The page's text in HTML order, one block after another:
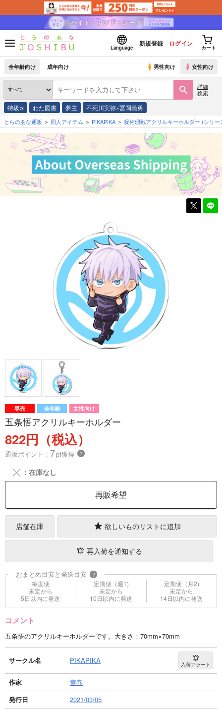
Language
新規登録 ログイン
カート
全年齢向け 成年向け 男性向け 女性向け
詳細
検索
特級α わた図書 夢主 不死川実弥×冨岡義勇
とらのあな通販 同人アイテム PIKAPIKA 呪術廻戦アクリルキーホルダー (シリー
専売 全年齢 女性向け
五条悟アクリルキーホルダー
822円（税込）
通販ポイント： 7pt獲得 ？
╳ ：在庫なし
再販希望
店舗在庫 欲しいものリストに追加
再入荷を通知する
おまとめ目安と発送目安 ?
毎度便
未定から
5日以内に発送
定期便（週1)
未定から
10日以内に発送
定期便（月2)
未定から
14日以内に発送
コメント
五条悟のアクリルキーホルダーです。大きさ：70mm×70mm
サークル名 PIKAPIKA 入荷アラート
作家
雪春
発行日
2021/03/05